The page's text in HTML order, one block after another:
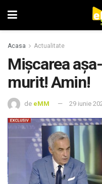
Acasa Actualitate
Mișcarea
murit! Amin!
de eMM 29 iunie